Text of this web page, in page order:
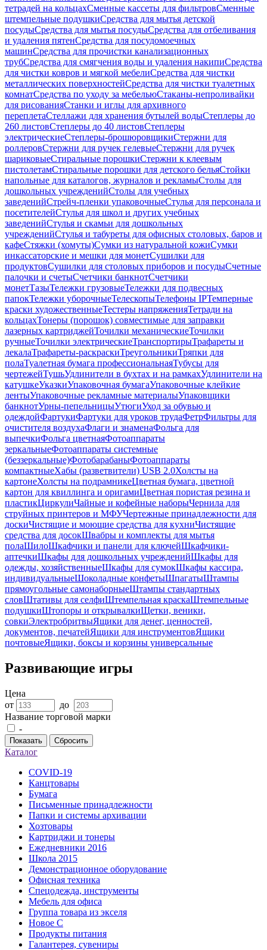
тетрадей на кольцахСменные кассеты для фильтровСменные
штемпельные подушкиСредства для мытья детской
посудыСредства для мытья посудыСредства для отбеливания
и удаления пятенСредства для посудомоечных
машинСредства для прочистки канализационных
трубСредства для смягчения воды и удаления накипиСредства
для чистки ковров и мягкой мебелиСредства для чистки
металлических поверхностейСредства для чистки туалетных
комнатСредства по уходу за мебельюСтаканы-непроливайки
для рисованияСтанки и иглы для архивного
переплетаСтеллажи для хранения бутылей водыСтеплеры до
260 листовСтеплеры до 40 листовСтеплеры
электрическиеСтеплеры-брошюровщикиСтержни для
роллеровСтержни для ручек гелевыеСтержни для ручек
шариковыеСтиральные порошкиСтержни к клеевым
пистолетамСтиральные порошки для детского бельяСтойки
напольные для каталогов, журналов и рекламыСтолы для
дошкольных учрежденийСтолы для учебных
заведенийСтрейч-пленки упаковочныеСтулья для персонала и
посетителейСтулья для школ и других учебных
заведенийСтулья и скамьи для дошкольных
учрежденийСтулья и табуреты для офисных столовых, баров и
кафеСтяжки (хомуты)Сумки из натуральной кожиСумки
инкассаторские и мешки для монетСушилки для
продуктовСушилки для столовых приборов и посудыСчетные
палочки и счетыСчетчики банкнотСчетчики
монетТазыТележки грузовыеТележки для подвесных
папокТележки уборочныеТелескопыТелефоны IPТемперные
краски художественныеТестеры напряженияТетради на
кольцахТонеры (порошок) совместимые для заправки
лазерных картриджейТочилки механическиеТочилки
ручныеТочилки электрическиеТранспортирыТрафареты и
лекалаТрафареты-раскраскиТреугольникиТряпки для
полаТуалетная бумага профессиональнаяТубусы для
чертежейТушьУдлинители в бухтах и на рамкахУдлинители на
катушкеУказкиУпаковочная бумагаУпаковочные клейкие
лентыУпаковочные рекламные материалыУпаковщики
банкнотУрны-пепельницыУтюгиУход за обувью и
одеждойФартукиФартуки для уроков трудаФетрФильтры для
очистителя воздухаФлаги и знаменаФольга для
выпечкиФольга цветнаяФотоаппараты
зеркальныеФотоаппараты системные
(беззеркальные)ФотобарабаныФотоаппараты
компактныеХабы (разветвители) USB 2.0Холсты на
картонеХолсты на подрамникеЦветная бумага, цветной
картон для квиллинга и оригамиЦветная пористая резина и
пластикЦиркулиЧайные и кофейные наборыЧернила для
струйных принтеров и МФУЧертежные принадлежности для
доскиЧистящие и моющие средства для кухниЧистящие
средства для досокШвабры и комплекты для мытья
полаШилоШкафчики и панели для ключейШкафчики-
аптечкиШкафы для дошкольных учрежденийШкафы для
одежды, хозяйственныеШкафы для сумокШкафы кассира,
индивидуальныеШоколадные конфетыШпагатыШтампы
прямоугольные самонаборныеШтампы стандартных
словШтативы для селфиШтемпельная краскаШтемпельные
подушкиШтопоры и открывалкиЩетки, веники,
совкиЭлектробритвыЯщики для денег, ценностей,
документов, печатейЯщики для инструментовЯщики
почтовыеЯщики, боксы и корзины универсальные
Развивающие игры
Цена
от
до
Название торговой марки
-
Показать Сбросить
Каталог
COVID-19
Канцтовары
Бумага
Письменные принадлежности
Папки и системы архивации
Хозтовары
Картриджи и тонеры
Ежедневники 2016
Школа 2015
Демонстрационное оборудование
Офисная техника
Спецодежда, инструменты
Мебель для офиса
Группа товара из экселя
Новое С
Продукты питания
Галантерея, сувениры